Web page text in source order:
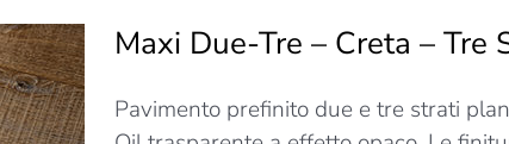
Rodi
–
Strati
Maxi Due-Tre – Creta – Tre
Pavimento prefinito due e tre strati